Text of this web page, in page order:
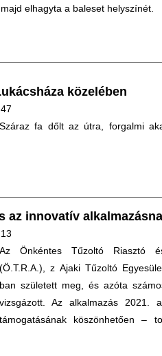
elhagyta a baleset helyszínét.
közelében
Száraz fa dőlt az útra, forgalmi
az innovatív
Az Önkéntes Tűzoltó Riasztó
(Ö.T.R.A.), z Ajaki Tűzoltó
ban született meg, és azóta
vizsgázott. Az alkalmazás 2021.
támogatásának köszönhetően –